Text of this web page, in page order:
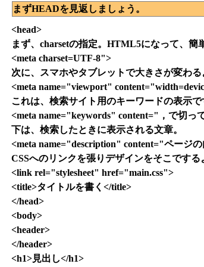
まずHEADを見返しましょう。
<head>
まず、charsetの指定。HTML5になって、簡
<meta charset=UTF-8">
次に、スマホやタブレットで大きさが変わる
<meta name="viewport"
これは、検索サイト用のキーワードの表示で
<meta name="keywords" content="，で切っ
下は、検索したときに表示される文章。
<meta name="description" content="ページ
CSSへのリンクを張りデザインをそこでする
<link rel="stylesheet" href="main.css">
<title>タイトルを書く</title>
</head>
<body>
<header>
</header>
<h1>見出し</h1>